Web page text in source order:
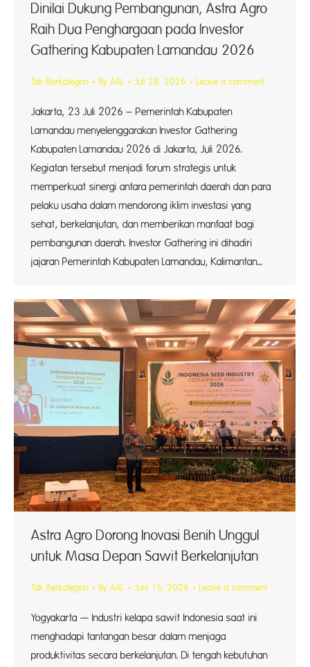
Dinilai Dukung Pembangunan, Astra Agro
Raih Dua Penghargaan pada Investor
Gathering Kabupaten Lamandau 2026
Tak Berkategori By AAL Juli 28, 2026 Leave a comment
Jakarta, 23 Juli 2026 – Pemerintah Kabupaten
Lamandau menyelenggarakan Investor Gathering
Kabupaten Lamandau 2026 di Jakarta, Juli 2026.
Kegiatan tersebut menjadi forum strategis untuk
memperkuat sinergi antara pemerintah daerah dan para
pelaku usaha dalam mendorong iklim investasi yang
sehat, berkelanjutan, dan memberikan manfaat bagi
pembangunan daerah. Investor Gathering ini dihadiri
jajaran Pemerintah Kabupaten Lamandau, Kalimantan…
Astra Agro Dorong Inovasi Benih Unggul
untuk Masa Depan Sawit Berkelanjutan
Tak Berkategori By AAL Juni 15, 2026 Leave a comment
Yogyakarta — Industri kelapa sawit Indonesia saat ini
menghadapi tantangan besar dalam menjaga
produktivitas secara berkelanjutan. Di tengah kebutuhan